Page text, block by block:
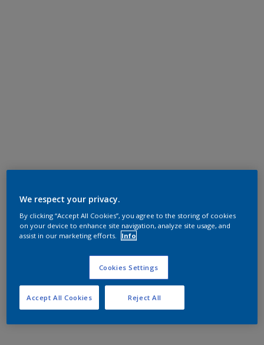
We respect your privacy.
By clicking “Accept All Cookies”, you agree to the storing of cookies
on your device to enhance site navigation, analyze site usage, and
assist in our marketing efforts.
Info
Cookies Settings
Reject All
Accept All Cookies